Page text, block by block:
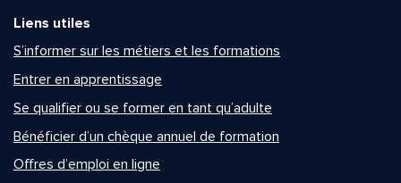
Liens utiles
S’informer sur les métiers et les formations
Entrer en apprentissage
Se qualifier ou se former en tant qu’adulte
Bénéficier d’un chèque annuel de formation
Offres d’emploi en ligne